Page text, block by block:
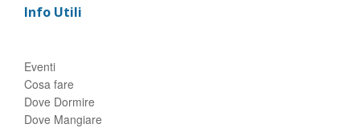
Info Utili
Eventi
Cosa fare
Dove Dormire
Dove Mangiare